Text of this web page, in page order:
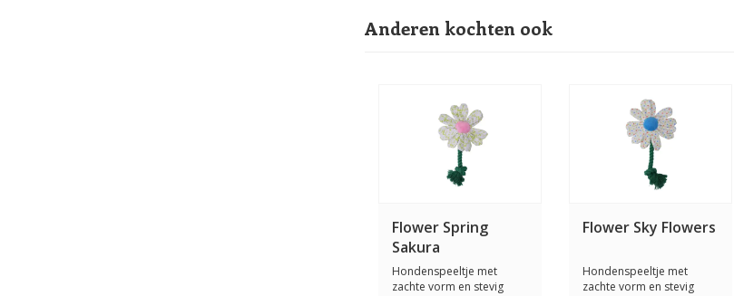
Anderen kochten ook
Flower Spring
Sakura
Hondenspeeltje met
zachte vorm en stevig
Flower Sky Flowers
Hondenspeeltje met
zachte vorm en stevig